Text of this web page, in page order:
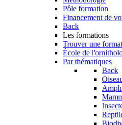
Pôle formation
Financement de
Back
Les formations
Trouver une
École de
Par thématiques
Back